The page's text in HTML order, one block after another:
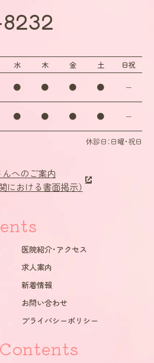
いて歯が動かないことがあります。
神経に障害を与え、神経が壊死すること
症状が出ることがあります。
、顎が痛い、口をあけにくい」などの顎関
計画を変更することがあります。
ります。
に微小な亀裂が入る可能性や、補綴物
合わせに合わせて補綴物（被せ物など）
びや噛み合わせが変化することがあり
状態に戻すことが難しくなります。
一般的なリスク・副作用
水 木 金 土 日祝
● ● ● ● −
● ● ● ● −
休診日：日曜・祝日
へのご案内
における書面掲示）
医院紹介・アクセス
求人案内
新着情報
お問い合わせ
プライバシーポリシー